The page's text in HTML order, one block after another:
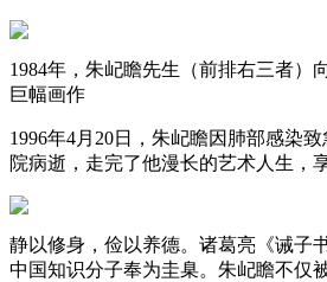
1984年，朱屺瞻先生（前排右三者）
巨幅画作
1996年4月20日，朱屺瞻因肺部感染
院病逝，走完了他漫长的艺术人生，享
静以修身，俭以养德。诸葛亮《诫子
中国知识分子奉为圭臬。朱屺瞻不仅